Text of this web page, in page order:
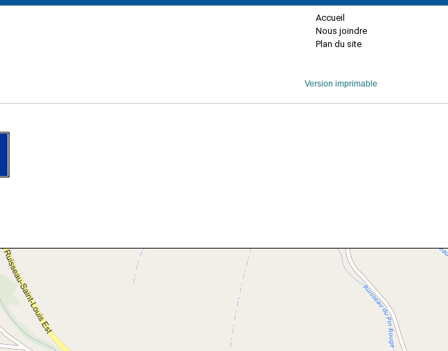
Accueil
Nous joindre
Plan du site
Version imprimable